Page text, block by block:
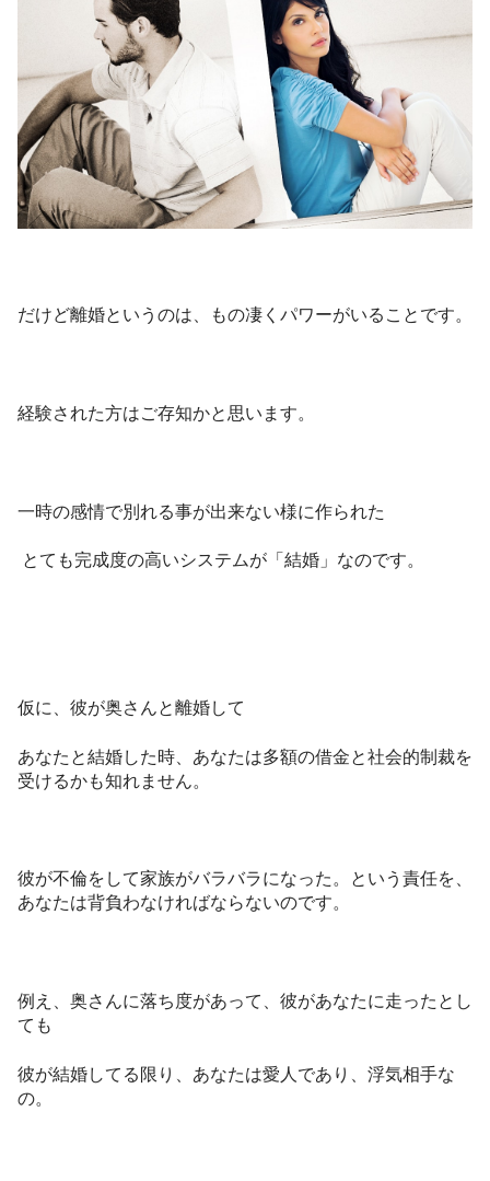
スーパーサイキック講座
個人ビジネスサポート・コンサル
無料ニュースレター💖
だけど離婚というのは、もの凄くパワーがいることです。
経験された方はご存知かと思います。
一時の感情で別れる事が出来ない様に作られた
とても完成度の高いシステムが「結婚」なのです。
仮に、彼が奥さんと離婚して
あなたと結婚した時、あなたは多額の借金と社会的制裁を
受けるかも知れません。
彼が不倫をして家族がバラバラになった。という責任を、
あなたは背負わなければならないのです。
例え、奥さんに落ち度があって、彼があなたに走ったとし
ても
彼が結婚してる限り、あなたは愛人であり、浮気相手な
の。